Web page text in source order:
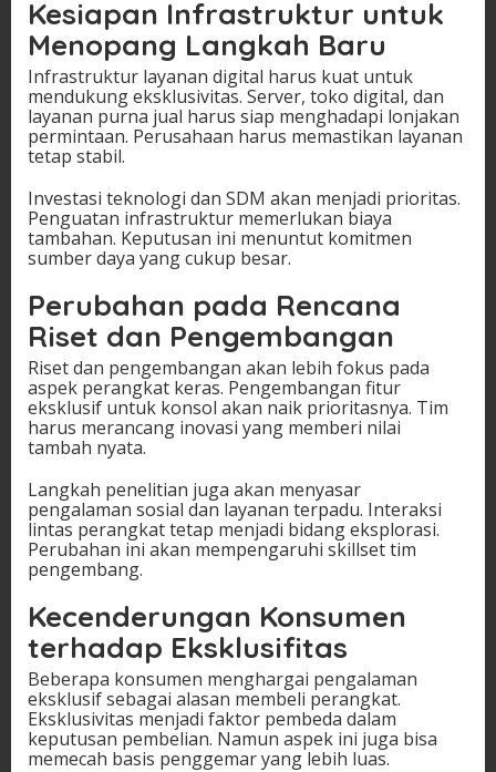
Kesiapan Infrastruktur untuk
Menopang Langkah Baru
Infrastruktur layanan digital harus kuat untuk
mendukung eksklusivitas. Server, toko digital, dan
layanan purna jual harus siap menghadapi lonjakan
permintaan. Perusahaan harus memastikan layanan
tetap stabil.
Investasi teknologi dan SDM akan menjadi prioritas.
Penguatan infrastruktur memerlukan biaya
tambahan. Keputusan ini menuntut komitmen
sumber daya yang cukup besar.
Perubahan pada Rencana
Riset dan Pengembangan
Riset dan pengembangan akan lebih fokus pada
aspek perangkat keras. Pengembangan fitur
eksklusif untuk konsol akan naik prioritasnya. Tim
harus merancang inovasi yang memberi nilai
tambah nyata.
Langkah penelitian juga akan menyasar
pengalaman sosial dan layanan terpadu. Interaksi
lintas perangkat tetap menjadi bidang eksplorasi.
Perubahan ini akan mempengaruhi skillset tim
pengembang.
Kecenderungan Konsumen
terhadap Eksklusifitas
Beberapa konsumen menghargai pengalaman
eksklusif sebagai alasan membeli perangkat.
Eksklusivitas menjadi faktor pembeda dalam
keputusan pembelian. Namun aspek ini juga bisa
memecah basis penggemar yang lebih luas.